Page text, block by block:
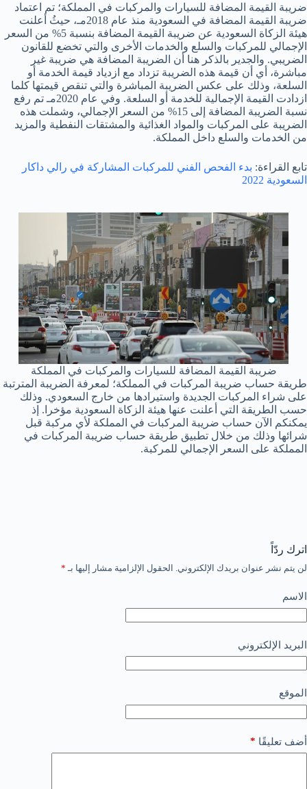
ضريبة القيمة المضافة للسيارات والمركبات في المملكة؛ تم اعتماد
ضريبة القيمة المضافة في السعودية منذ عام 2018مـ، حيثُ أعلنت
هيئة الزكاة السعودية عن ضريبة القيمة المضافة بنسبة 5% من السعر
الإجمالي للمركبات والسلع والخدمات الأخرى والتي تخضع للقانون
الضريبي. والجدير بالذكر هنا أن الضريبة المضافة هي ضريبة غير
مباشرة، أي أن قيمة هذه الضريبة تزداد مع ازدياد قيمة الخدمة أو
السلعة، وذلك على عكس الضريبة المباشرة والتي تنقص قيمتها كلما
ازدادت القيمة الإجمالية للخدمة أو السلعة. وفي عام 2020مـ تم رفع
نسبة الضريبة المضافة إلى 15% من السعر الإجمالي، وشملت هذه
الضريبة على المركبات والمواد الغذائية والمشتقات النفطية والمزيد
من الخدمات والسلع داخل المملكة.
تابع القراءة: بدء الفحص الفني للمركبات المشاركة في رالي داكار
السعودية 2022
ضريبة القيمة المضافة للسيارات والمركبات في المملكة
طريقة حساب ضريبة المركبات في المملكة؛ لمعرفة الضريبة المترتبة
على شراء المركبات الجديدة واستيرادها من خارج السعودي. وذلك
حسب الطريقة التي أعلنت عنها هيئة الزكاة السعودية مؤخرا. إذ
يمكنكم الآن حساب ضريبة المركبات في المملكة لأي مركبة قبل
شرائها وذلك من خلال تطبيق طريقة حساب ضريبة المركبات في
المملكة على السعر الإجمالي للمركبة.
اترك ردّاً
لن يتم نشر عنوان بريدك الإلكتروني. الحقول الإلزامية مشار إليها بـ *
الاسم
البريد الإلكتروني
الموقع
أضف تعليقًا *